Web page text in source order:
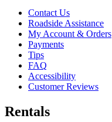
Contact Us
Roadside Assistance
My Account & Orders
Payments
Tips
FAQ
Accessibility
Customer Reviews
Rentals